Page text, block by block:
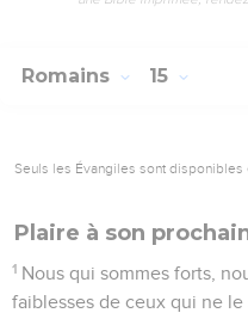
Romains 15
Seuls les Évangiles sont disponibles
Plaire à son
1 Nous qui sommes forts,
faiblesses de ceux qui ne